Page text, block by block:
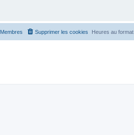
Heures au format
Supprimer les cookies
Membres